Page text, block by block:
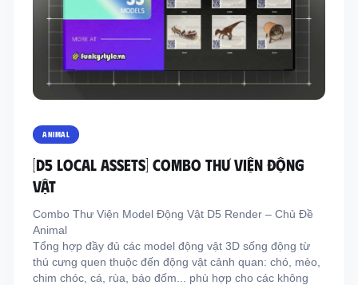
F.BLOG
Địa chỉ:
Email:
Đăng nhập
Đăng ký
ANIMAL
[D5 LOCAL ASSETS] COMBO THƯ VIỆN ĐỘNG
VẬT
Combo Thư Viện Model Động Vật D5 Render – Chủ Đề
Animal
Tổng hợp đầy đủ các model động vật 3D sống động từ
thú cưng quen thuộc đến động vật cảnh quan: chó, mèo,
chim chóc, cá, rùa, báo đốm... phù hợp cho các không